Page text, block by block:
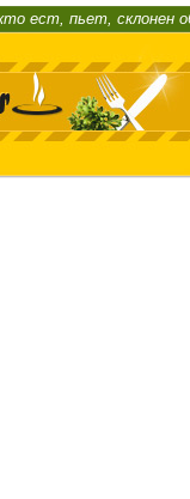
ест, пьет, склонен